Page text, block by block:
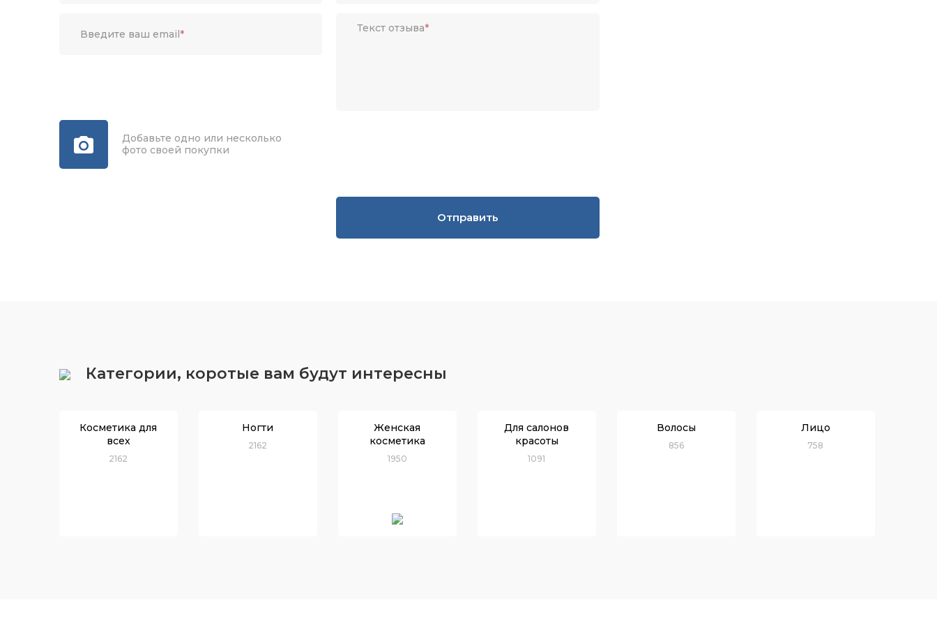
Введите ваш email* Текст отзыва*
Добавьте одно или несколько
фото своей покупки
Отправить
Категории, коротые вам будут интересны
Косметика для
всех
2162
Ногти
2162
Женская
косметика
1950
Для салонов
красоты
1091
Волосы
856
Лицо
758